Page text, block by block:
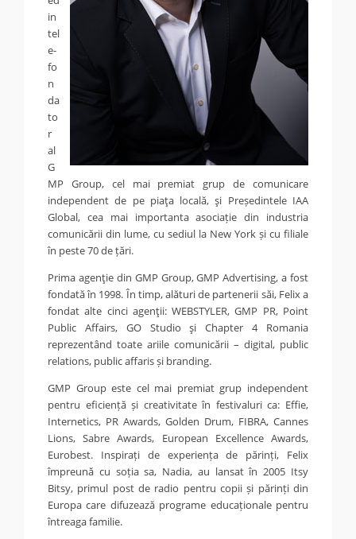
in
tel
e-
fo
n
da
to
r
al
G
MP Group, cel mai premiat grup de comunicare
independent de pe piaţa locală, şi Președintele IAA
Global, cea mai importanta asociație din industria
comunicării din lume, cu sediul la New York și cu filiale
în peste 70 de țări.
Prima agenţie din GMP Group, GMP Advertising, a fost
fondată în 1998. În timp, alături de partenerii săi, Felix a
fondat alte cinci agenţii: WEBSTYLER, GMP PR, Point
Public Affairs, GO Studio şi Chapter 4 Romania
reprezentând toate ariile comunicării – digital, public
relations, public affaris și branding.
GMP Group este cel mai premiat grup independent
pentru eficiență și creativitate în festivaluri ca: Effie,
Internetics, PR Awards, Golden Drum, FIBRA, Cannes
Lions, Sabre Awards, European Excellence Awards,
Eurobest. Inspirați de experiența de părinți, Felix
împreună cu soția sa, Nadia, au lansat în 2005 Itsy
Bitsy, primul post de radio pentru copii și părinți din
Europa care difuzează programe educaționale pentru
întreaga familie.